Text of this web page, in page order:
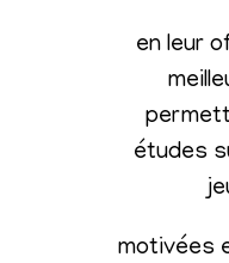
en leur
études
motivées